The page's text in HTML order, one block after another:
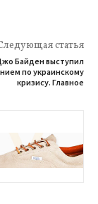
статья
Байден выступил
по украинскому
кризису. Главное